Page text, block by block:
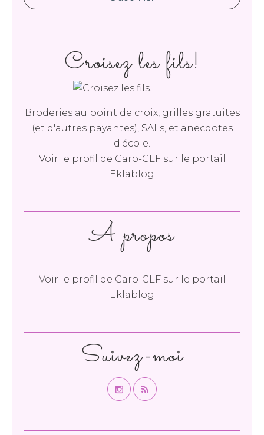
Croisez les fils!
Broderies au point de croix, grilles gratuites
(et d'autres payantes), SALs, et anecdotes
d'école.
Voir le profil de Caro-CLFsur le portail
Eklablog
Suivez-moi
À propos
Voir le profil de Caro-CLFsur le portail
Eklablog